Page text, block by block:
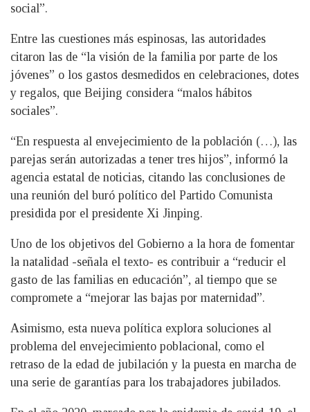
social”.
Entre las cuestiones más espinosas, las autoridades
citaron las de “la visión de la familia por parte de los
jóvenes” o los gastos desmedidos en celebraciones, dotes
y regalos, que Beijing considera “malos hábitos
sociales”.
“En respuesta al envejecimiento de la población (…), las
parejas serán autorizadas a tener tres hijos”, informó la
agencia estatal de noticias, citando las conclusiones de
una reunión del buró político del Partido Comunista
presidida por el presidente Xi Jinping.
Uno de los objetivos del Gobierno a la hora de fomentar
la natalidad -señala el texto- es contribuir a “reducir el
gasto de las familias en educación”, al tiempo que se
compromete a “mejorar las bajas por maternidad”.
Asimismo, esta nueva política explora soluciones al
problema del envejecimiento poblacional, como el
retraso de la edad de jubilación y la puesta en marcha de
una serie de garantías para los trabajadores jubilados.